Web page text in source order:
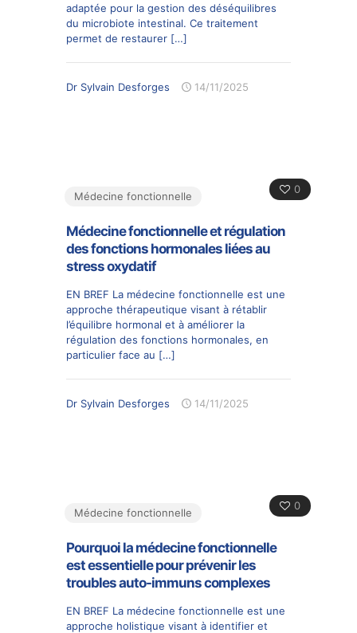
adaptée pour la gestion des déséquilibres
du microbiote intestinal. Ce traitement
permet de restaurer […]
Dr Sylvain Desforges 14/11/2025
0
Médecine fonctionnelle
Médecine fonctionnelle et régulation
des fonctions hormonales liées au
stress oxydatif
EN BREF La médecine fonctionnelle est une
approche thérapeutique visant à rétablir
l’équilibre hormonal et à améliorer la
régulation des fonctions hormonales, en
particulier face au […]
Dr Sylvain Desforges 14/11/2025
0
Médecine fonctionnelle
Pourquoi la médecine fonctionnelle
est essentielle pour prévenir les
troubles auto-immuns complexes
EN BREF La médecine fonctionnelle est une
approche holistique visant à identifier et